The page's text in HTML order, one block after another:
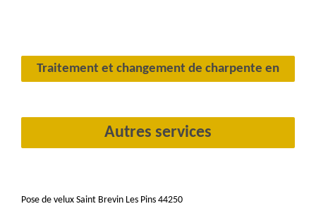
Traitement et changement de charpente en
Autres services
Pose de velux Saint Brevin Les Pins 44250